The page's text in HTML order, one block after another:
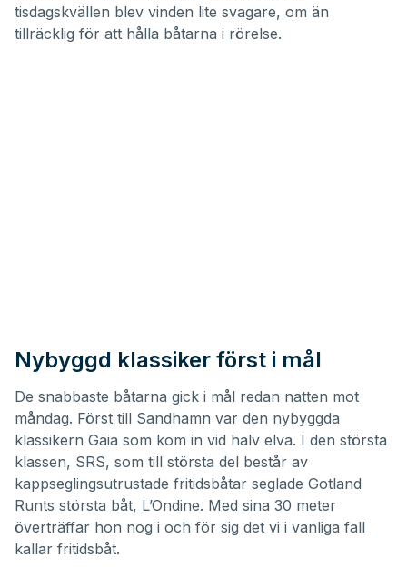
tisdagskvällen blev vinden lite svagare, om än
tillräcklig för att hålla båtarna i rörelse.
Nybyggd klassiker först i mål
De snabbaste båtarna gick i mål redan natten mot
måndag. Först till Sandhamn var den nybyggda
klassikern Gaia som kom in vid halv elva. I den största
klassen, SRS, som till största del består av
kappseglingsutrustade fritidsbåtar seglade Gotland
Runts största båt, L’Ondine. Med sina 30 meter
överträffar hon nog i och för sig det vi i vanliga fall
kallar fritidsbåt.